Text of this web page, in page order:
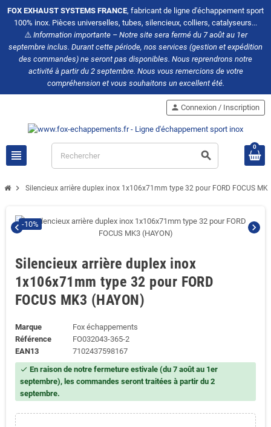
FOX EXHAUST SYSTEMS FRANCE, fabricant de ligne d'échappement sport
100% inox. Pièces universelles, tubes, silencieux, colliers, catalyseurs...
⚠️Information importante – Notre site sera fermé du 7 août au 1er
septembre inclus. Durant cette période, nos services (gestion et expédition
des commandes) ne seront pas disponibles. Nous reprendrons notre
activité à partir du 2 septembre. Nous vous remercions de votre
compréhension et vous souhaitons un excellent été.
view_headline search
person Connexion / Inscription
0
chevron_right Silencieux arrière duplex inox 1x106x71mm type 32 pour FORD FOCUS
chevron_left chevron_right
-10%
Silencieux arrière duplex inox
1x106x71mm type 32 pour FORD
FOCUS MK3 (HAYON)
Marque
Fox échappements
Référence
FO032043-365-2
EAN13
7102437598167
check En raison de notre fermeture estivale (du 7 août au 1er
septembre), les commandes seront traitées à partir du 2
septembre.